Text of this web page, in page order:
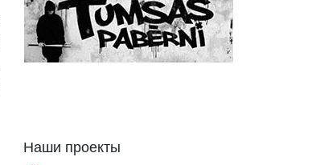
Наши проекты